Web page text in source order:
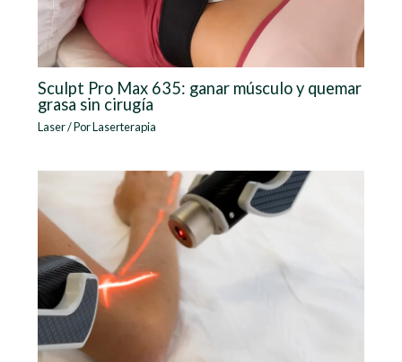
Sculpt Pro Max 635: ganar músculo y quemar
grasa sin cirugía
Laser/ PorLaserterapia